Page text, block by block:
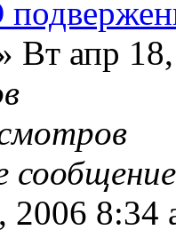
Вт апр
2006 8:34